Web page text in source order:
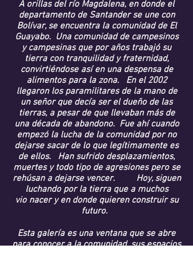
La
pesca,
la
fertilidad
de
las
tierras,
el
bienestar
de
la
gente
recreación
A orillas del río Magdalena, en donde el
departamento de Santander se une con
Bolívar, se encuentra la comunidad de El
Guayabo. Una comunidad de campesinos
y campesinas que por años trabajó su
tierra con tranquilidad y fraternidad,
convirtiéndose así en una despensa de
alimentos para la zona. En el 2002
llegaron los paramilitares de la mano de
un señor que decía ser el dueño de las
tierras, a pesar de que llevaban más de
una década de abandono. Fue ahí cuando
empezó la lucha de la comunidad por no
dejarse sacar de lo que legítimamente es
de ellos. Han sufrido desplazamientos,
muertes y todo tipo de agresiones pero se
rehúsan a dejarse vencer. Hoy, siguen
luchando por la tierra que a muchos
vio nacer y en donde quieren construir su
futuro.
Esta galería es una ventana que se abre
para conocer a la comunidad, sus espacios